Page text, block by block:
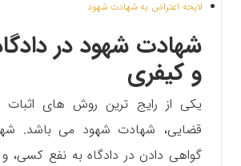
لایحه اعتراض به شهادت شهود
شهادت شهود در
و کیفری
یکی از رایج ترین روش های اثبات
قضایی، شهادت شهود می باشد.
گواهی دادن در دادگاه به نفع کسی،